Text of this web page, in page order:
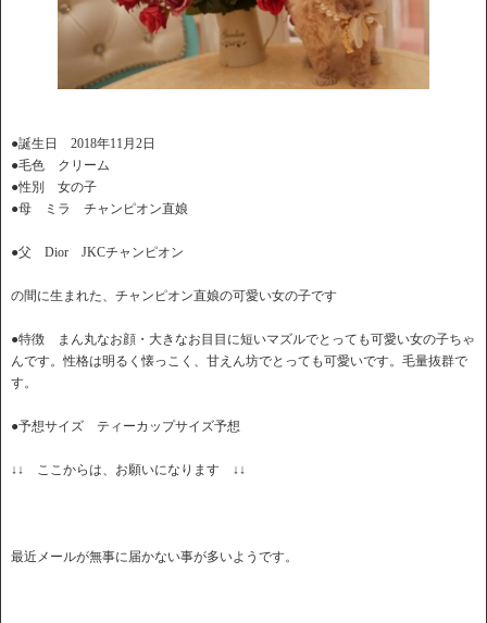
●誕生日 2018年11月2日
●毛色 クリーム
●性別 女の子
●母 ミラ チャンピオン直娘
●父 Dior JKCチャンピオン
の間に生まれた、チャンピオン直娘の可愛い女の子です
●特徴 まん丸なお顔・大きなお目目に短いマズルでとっても可愛い女の子ちゃ
んです。性格は明るく懐っこく、甘えん坊でとっても可愛いです。毛量抜群で
す。
●予想サイズ ティーカップサイズ予想
↓↓ ここからは、お願いになります ↓↓
最近メールが無事に届かない事が多いようです。